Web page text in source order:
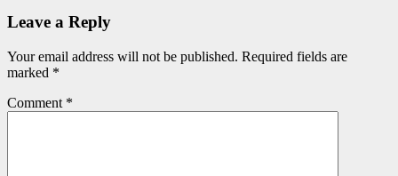
Leave a Reply
Your email address will not be published. Required fields are
marked *
Comment *